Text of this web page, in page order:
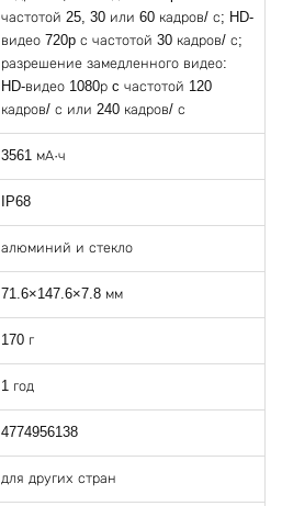
частотой 25, 30 или 60 кадров/ с; HD-
видео 720p с частотой 30 кадров/ с;
разрешение замедленного видео:
HD-видео 1080р c частотой 120
кадров/ с или 240 кадров/ с
3561 мА·ч
IP68
алюминий и стекло
71.6×147.6×7.8 мм
170 г
1 год
4774956138
для других стран